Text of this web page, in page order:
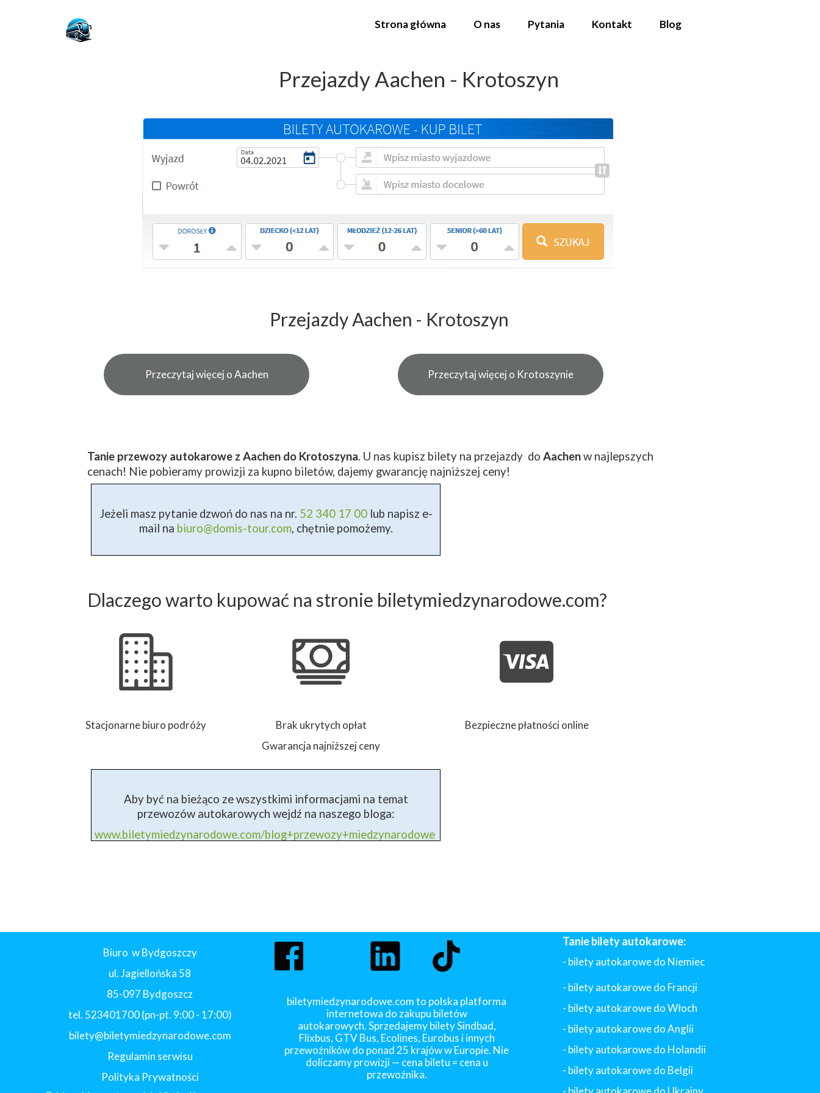
Przeczytaj więcej o Aachen
Bezpieczne płatności online
Brak ukrytych opłat
Gwarancja najniższej ceny
Stacjonarne biuro podróży
Przeczytaj więcej o Krotoszynie
Przejazdy Aachen - Krotoszyn
Tanie przewozy autokarowe z Aachen do Krotoszyna. U nas kupisz bilety na przejazdy do Aachenw najlepszych
cenach! Nie pobieramy prowizji za kupno biletów, dajemy gwarancję najniższej ceny!
Jeżeli masz pytanie dzwoń do nas na nr. 52 340 17 00lub napisz e-
mail na biuro@domis-tour.com, chętnie pomożemy.
Dlaczego warto kupować na stronie biletymiedzynarodowe.com?
Aby być na bieżąco ze wszystkimi informacjami na temat
przewozów autokarowych wejdź na naszego bloga:
www.biletymiedzynarodowe.com/blog+przewozy+miedzynarodowe
Przejazdy Aachen - Krotoszyn
Strona główna O nas Pytania Kontakt Blog
biletymiedzynarodowe.com to polska platforma
internetowa do zakupu biletów
autokarowych. Sprzedajemy bilety Sindbad,
Flixbus, GTV Bus, Ecolines, Eurobus i innych
przewoźników do ponad 25 krajów w Europie. Nie
doliczamy prowizji — cena biletu = cena u
przewoźnika.
Tanie bilety autokarowe:
- bilety autokarowe do Niemiec
- bilety autokarowe do Francji
- bilety autokarowe do Włoch
- bilety autokarowe do Anglii
- bilety autokarowe do Holandii
- bilety autokarowe do Belgii
Biuro w Bydgoszczy
ul. Jagiellońska 58
85-097 Bydgoszcz
tel. 523401700 (pn-pt. 9:00 - 17:00)
bilety@biletymiedzynarodowe.com
Regulamin serwisu
Polityka Prywatności